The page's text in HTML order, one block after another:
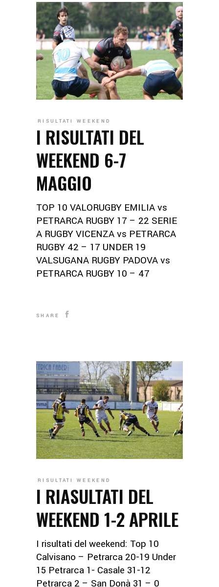
RISULTATI WEEKEND
I RISULTATI DEL
WEEKEND 6-7
MAGGIO
TOP 10 VALORUGBY EMILIA vs
PETRARCA RUGBY 17 – 22 SERIE
A RUGBY VICENZA vs PETRARCA
RUGBY 42 – 17 UNDER 19
VALSUGANA RUGBY PADOVA vs
PETRARCA RUGBY 10 – 47
SHARE
RISULTATI WEEKEND
I RIASULTATI DEL
WEEKEND 1-2 APRILE
I risultati del weekend: Top 10
Calvisano – Petrarca 20-19 Under
15 Petrarca 1- Casale 31-12
Petrarca 2 – San Donà 31 – 0